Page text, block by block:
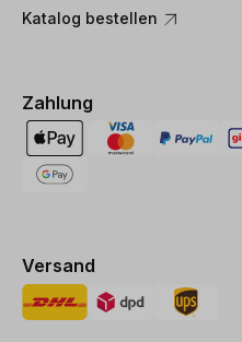
Katalog bestellen
Zahlung
Versand